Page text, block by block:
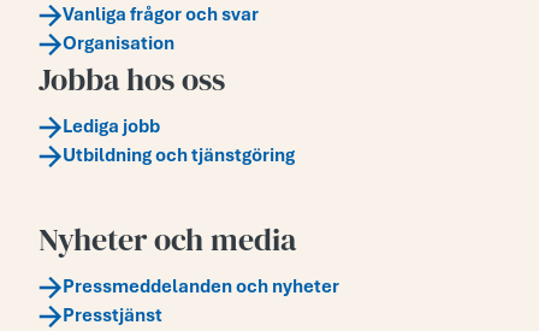
Vanliga frågor och svar
Organisation
Jobba hos oss
Lediga jobb
Utbildning och tjänstgöring
Nyheter och media
Pressmeddelanden och nyheter
Presstjänst